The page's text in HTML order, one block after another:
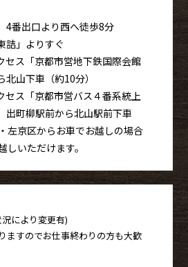
4番出口より西へ徒歩8分
詰」よりすぐ
セス「京都市営地下鉄国際会館
山下車（約10分）
セス「京都市営バス４番系統上
出町柳駅前から北山駅前下車
左京区からお車でお越しの場合
しいただけます。
により変更有)
ますのでお仕事終わりの方も大歓